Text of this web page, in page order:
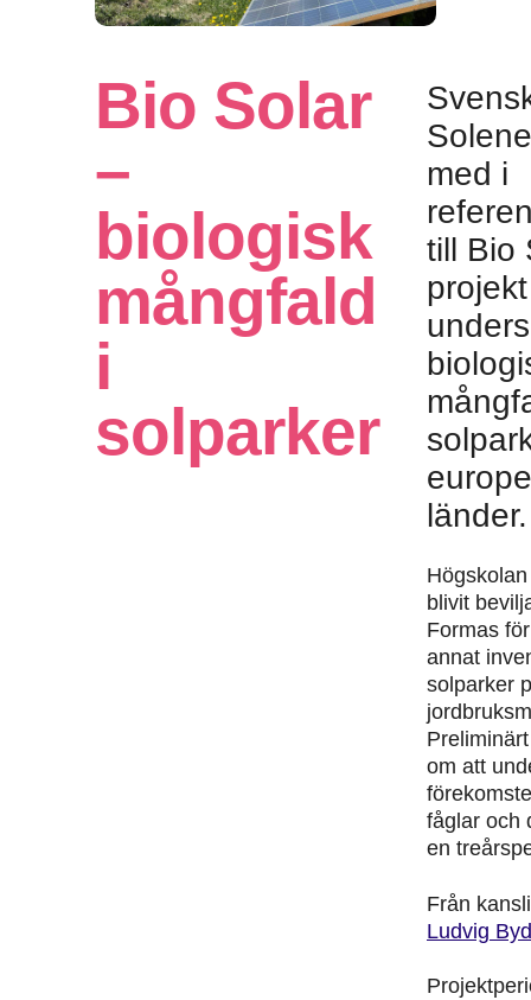
Bio Solar
–
biologisk
mångfald
i
solparker
med i
till Bio
länder.
blivit
Formas
annat
solparker
om att
fåglar och
en
Från
Ludvig